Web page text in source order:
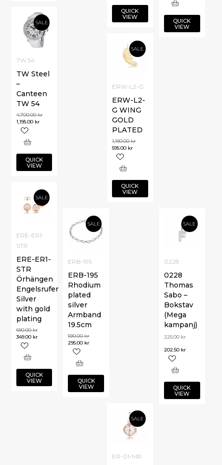
QUICK
VIEW
QUICK
VIEW
SALE
TW 54
TW Steel
–
Canteen
TW 54
4,700.00kr
1,195.00 kr
QUICK
VIEW
SALE
ERW-L2-G
ERW-L2-
G WING
GOLD
PLATED
1,190.00kr
595.00 kr
QUICK
VIEW
SALE
ERE-ER1-
STR
ERE-ER1-
STR
Örhängen
Engelsrufer
Silver
with gold
plating
690.00kr
349.00 kr
QUICK
VIEW
SALE
0228
0228
Thomas
Sabo –
Bokstav
(Mega
kampanj)
225.00 kr
202.50 kr
QUICK
VIEW
SALE
ERB-195
ERB-195
Rhodium
plated
silver
Armband
19.5cm
590.00kr
295.00 kr
QUICK
VIEW
SALE
ER-01-MR